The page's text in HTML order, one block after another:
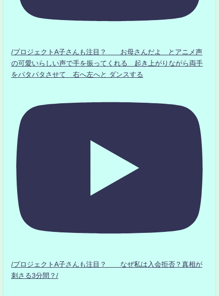
/プロジェクトA子さんも注目？ お母さんだよ とアニメ声
の可愛いらしい声で手を振ってくれる 起き上がりながら両手
をパタパタさせて 右へ左へと ダンスする
/プロジェクトA子さんも注目？ なぜ私は入会拒否？真相が
刺さる3分間？/